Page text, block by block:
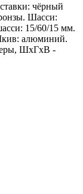
чёрный
Шасси:
15/60/15 мм.
алюминий.
ШхГхВ -